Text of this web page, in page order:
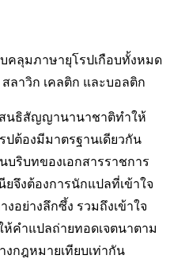
คลุมภาษายุโรปเกือบทั้งหมด
ลาวิก เคลติก และบอลติก
นธิสัญญานานาชาติทำให้
ปต้องมีมาตรฐานเดียวกัน
นบริบทของเอกสารราชการ
จึงต้องการนักแปลที่เข้าใจ
อย่างลึกซึ้ง รวมถึงเข้าใจ
ห้คำแปลถ่ายทอดเจตนาตาม
กฎหมายเทียบเท่ากัน